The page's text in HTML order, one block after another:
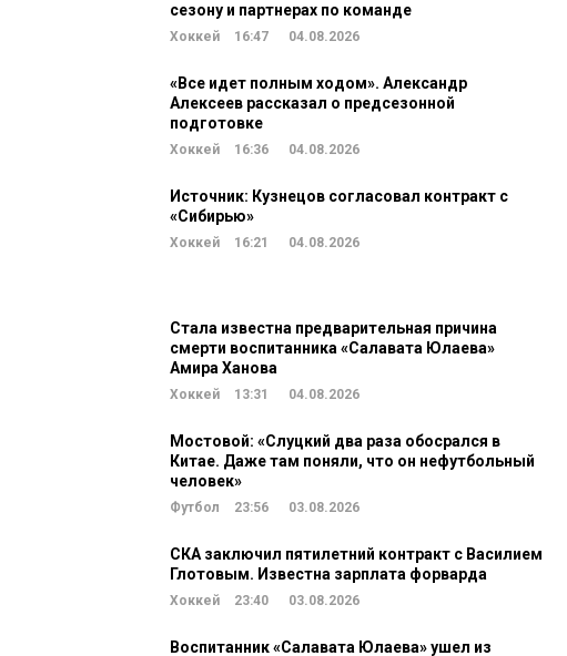
сезону и партнерах по команде
Хоккей 16:47 04.08.2026
«Все идет полным ходом». Александр
Алексеев рассказал о предсезонной
подготовке
Хоккей 16:36 04.08.2026
Источник: Кузнецов согласовал контракт с
«Сибирью»
Хоккей 16:21 04.08.2026
Стала известна предварительная причина
смерти воспитанника «Салавата Юлаева»
Амира Ханова
Хоккей 13:31 04.08.2026
Мостовой: «Слуцкий два раза обосрался в
Китае. Даже там поняли, что он нефутбольный
человек»
Футбол 23:56 03.08.2026
СКА заключил пятилетний контракт с Василием
Глотовым. Известна зарплата форварда
Хоккей 23:40 03.08.2026
Воспитанник «Салавата Юлаева» ушел из